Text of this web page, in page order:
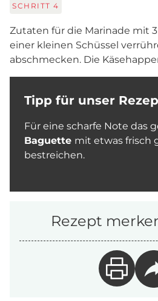
SCHRITT 4
Zutaten für die Marinade mit
einer kleinen Schüssel
abschmecken. Die
Tipp für unser
Für eine scharfe Note das
Baguette mit etwas frisch
bestreichen.
Rezept